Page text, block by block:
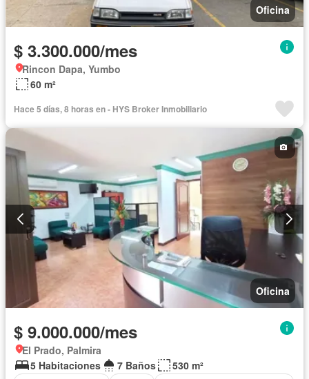
Oficina
$ 3.300.000/mes
Rincon Dapa, Yumbo
60 m²
Hace 5 días, 8 horas en - HYS Broker Inmobiliario
Oficina
$ 9.000.000/mes
El Prado, Palmira
5 Habitaciones
7 Baños
530 m²